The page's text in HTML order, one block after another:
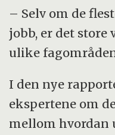
– Selv om de
jobb, er det
ulike
I den nye
ekspertene om
mellom hvordan